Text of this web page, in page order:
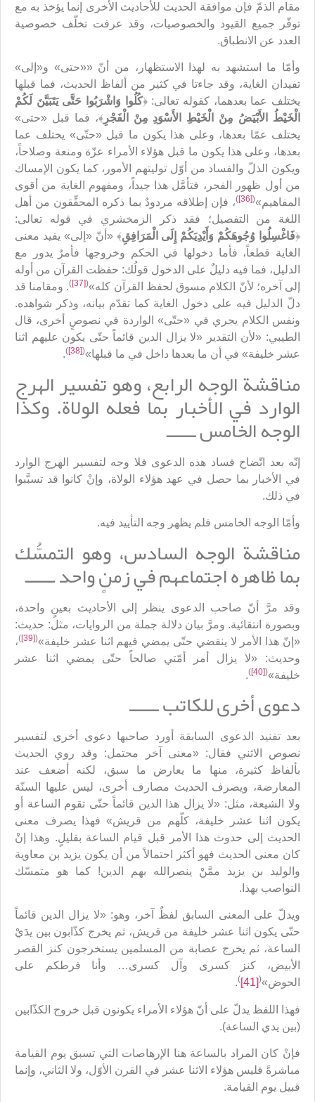
مقام الذمّ فإن موافقة الحديث للأحاديث الأخرى إنما يؤخذ به مع
توفّر جميع القيود والخصوصيات، وقد عرفت تخلّف خصوصية
العدد عن الانطباق.
وأمّا ما استشهد به لهذا الاستظهار، من أنّ ««حتى» و«إلى»
تفيدان الغاية، وقد جاءتا في كثير من ألفاظ الحديث، فما قبلها
يختلف عما بعدهما، كقوله تعالى: ﴿كُلُوا وَاشْرَبُوا حَتَّى يَتَبَيَّنَ لَكُمْ
الْخَيْطُ الأَبْيَضُ مِنْ الْخَيْطِ الأَسْوَدِ مِنْ الْفَجْرِ﴾، فما قبل «حتى»
يختلف عمّا بعدها، وعلى هذا يكون ما قبل «حتّى» يختلف عما
بعدها، وعلى هذا يكون ما قبل هؤلاء الأمراء عزّة ومنعة وصلاحاً،
ويكون الذلّ والفساد من أوّل توليتهم الأمور، كما يكون الإمساك
من أول ظهور الفجر، فتأمَّل هذا جيداً، ومفهوم الغاية من أقوى
المفاهيم»(
[36]
)، فإن إطلاقه مردودٌ بما ذكره المحقِّقون من أهل
اللغة من التفصيل؛ فقد ذكر الزمخشري في قوله تعالى:
﴿فَاغْسِلُوا وُجُوهَكُمْ وَأَيْدِيَكُمْ إِلَى الْمَرَافِقِ﴾ «أنّ «إلى» يفيد معنى
الغاية قطعاً، فأما دخولها في الحكم وخروجها فأمرٌ يدور مع
الدليل، فما فيه دليلٌ على الدخول قولُك: حفظت القرآن من أوله
إلى آخره؛ لأنّ الكلام مسوق لحفظ القرآن كله»(
[37]
). ومقامنا قد
دلّ الدليل فيه على دخول الغاية كما تقدّم بيانه، وذكر شواهده.
ونفس الكلام يجري في «حتّى» الواردة في نصوصٍ أخرى، قال
الطيبي: «لأن التقدير «لا يزال الدين قائماً حتّى يكون عليهم اثنا
عشر خليفة» في أن ما بعدها داخل في ما قبلها»(
[38]
)
.
مناقشة الوجه الرابع، وهو تفسير الهرج
الوارد في الأخبار بما فعله الولاة. وكذا
الوجه الخامس ــــــ
إنّه بعد اتّضاح فساد هذه الدعوى فلا وجه لتفسير الهرج الوارد
في الأخبار بما حصل في عهد هؤلاء الولاة، وإنْ كانوا قد تسبَّبوا
في ذلك.
وأمّا الوجه الخامس فلم يظهر وجه التأييد فيه.
مناقشة الوجه السادس، وهو التمسُّك
بما ظاهره اجتماعهم في زمنٍ واحد ــــــ
وقد مرَّ أنّ صاحب الدعوى ينظر إلى الأحاديث بعينٍ واحدة،
وبصورة انتقائية. ومرَّ بيان دلالة جملة من الروايات، مثل: حديث:
«إنّ هذا الأمر لا ينقضي حتّى يمضي فيهم اثنا عشر خليفة»(
[39]
)،
وحديث: «لا يزال أمر أمّتي صالحاً حتّى يمضي اثنا عشر
خليفة»(
[40]
)
.
دعوى أخرى للكاتب ــــــ
بعد تفنيد الدعوى السابقة أورد صاحبها دعوى أخرى لتفسير
نصوص الاثني فقال: «معنى آخر محتمل: وقد روي الحديث
بألفاظ كثيرة، منها ما يعارض ما سبق، لكنه أضعف عند
المعارضة، ويصرف الحديث مصارف أخرى، ليس عليها السنّة
ولا الشيعة، مثل: «لا يزال هذا الدين قائماً حتّى تقوم الساعة أو
يكون اثنا عشر خليفة، كلّهم من قريش» فهذا يصرف معنى
الحديث إلى حدوث هذا الأمر قبل قيام الساعة بقليلٍ. وهذا إنْ
كان معنى الحديث فهو أكثر احتمالاً من أن يكون يزيد بن معاوية
والوليد بن يزيد ممَّنْ ينصرالله بهم الدين! كما هو متمسّك
النواصب بهذا.
ويدلّ على المعنى السابق لفظٌ آخر، وهو: «لا يزال الدين قائماً
حتّى يكون اثنا عشر خليفة من قريش، ثم يخرج كذّابون بين يدَيْ
الساعة، ثم يخرج عصابة من المسلمين يستخرجون كنز القصر
الأبيض، كنز كسرى وآل كسرى… وأنا فرطكم على
الحوض»(
[41]
)
.
فهذا اللفظ يدلّ على أنّ هؤلاء الأمراء يكونون قبل خروج الكذّابين
(بين يدي الساعة).
فإنْ كان المراد بالساعة هنا الإرهاصات التي تسبق يوم القيامة
مباشرةً فليس هؤلاء الاثنا عشر في القرن الأوّل، ولا الثاني، وإنما
قبيل يوم القيامة.